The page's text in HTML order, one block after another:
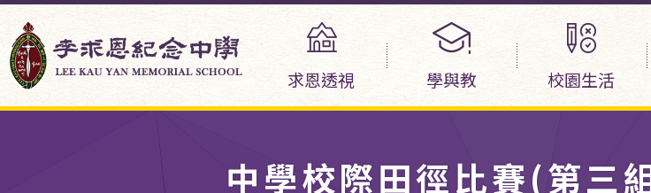
求恩透視 學與教 校園生活
中學校際田徑比賽(第